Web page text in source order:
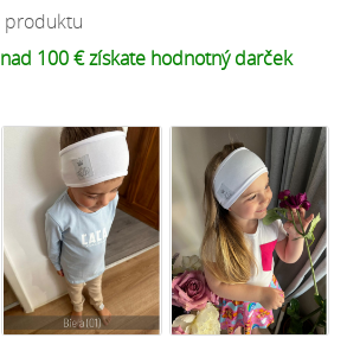
produktu
100 € získate hodnotný darček